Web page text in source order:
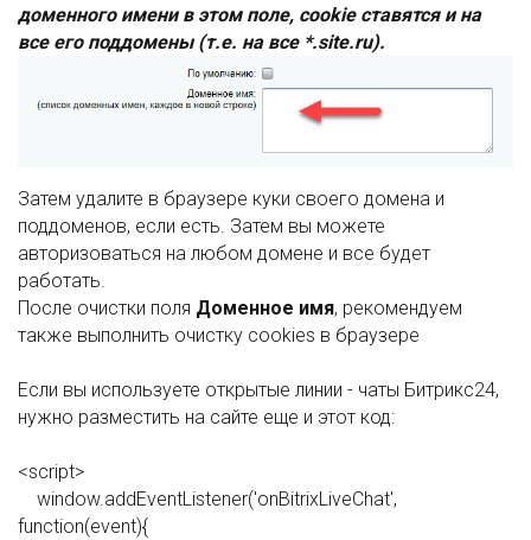
доменного имени в этом поле, cookie ставятся и на
все его поддомены (т.е. на все *.site.ru).
Затем удалите в браузере куки своего домена и
поддоменов, если есть. Затем вы можете
авторизоваться на любом домене и все будет
работать.
После очистки поля Доменное имя, рекомендуем
также выполнить очистку cookies в браузере
Если вы используете открытые линии - чаты Битрикс24,
нужно разместить на сайте еще и этот код:
<script>
window.addEventListener('onBitrixLiveChat',
function(event){